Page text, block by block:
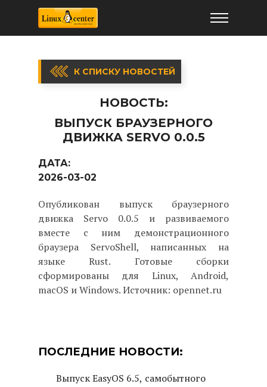
К СПИСКУ НОВОСТЕЙ
НОВОСТЬ:
ВЫПУСК БРАУЗЕРНОГО
ДВИЖКА SERVO 0.0.5
ДАТА:
2026-03-02
Опубликован выпуск браузерного
движка Servo 0.0.5 и развиваемого
вместе с ним демонстрационного
браузера ServoShell, написанных на
языке Rust. Готовые сборки
сформированы для Linux, Android,
macOS и Windows. Источник: opennet.ru
ПОСЛЕДНИЕ НОВОСТИ:
Выпуск EasyOS 6.5, самобытного